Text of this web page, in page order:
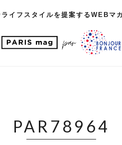
イフスタイルを提案するWEBマ
PAR78964